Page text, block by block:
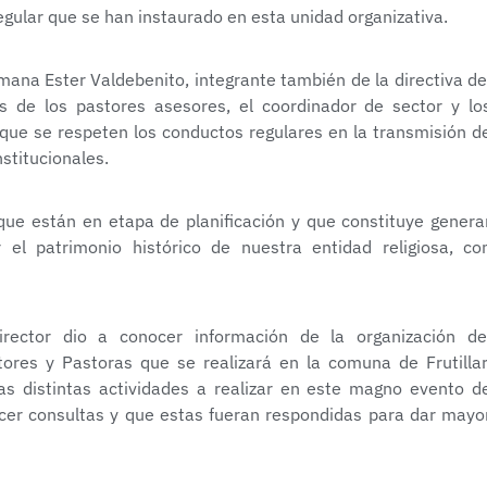
que se han instaurado en esta unidad organizativa.
Ester Valdebenito, integrante también de la directiva
de los pastores asesores, el coordinador de sector y
se respeten los conductos regulares en la transmisión
están en etapa de planificación y que constituye
patrimonio histórico de nuestra entidad religiosa,
dio a conocer información de la organización
y Pastoras que se realizará en la comuna de
distintas actividades a realizar en este magno evento
consultas y que estas fueran respondidas para dar